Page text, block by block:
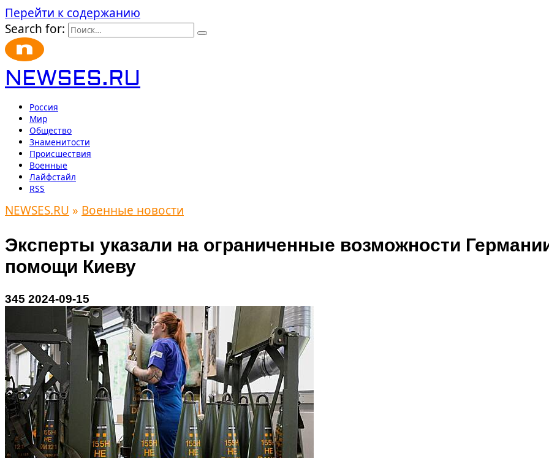
Перейти к содержанию
Search for:
NEWSES.RU
Россия
Мир
Общество
Знаменитости
Происшествия
Военные
Лайфстайл
RSS
NEWSES.RU » Военные новости
Эксперты указали на ограниченные возможности
помощи Киеву
345 2024-09-15